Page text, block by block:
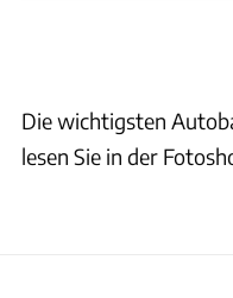
Die wichtigsten
lesen Sie in der